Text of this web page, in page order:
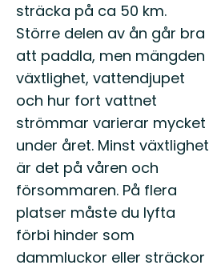
sträcka på ca 50 km.
Större delen av ån går bra
att paddla, men mängden
växtlighet, vattendjupet
och hur fort vattnet
strömmar varierar mycket
under året. Minst växtlighet
är det på våren och
försommaren. På flera
platser måste du lyfta
förbi hinder som
dammluckor eller sträckor